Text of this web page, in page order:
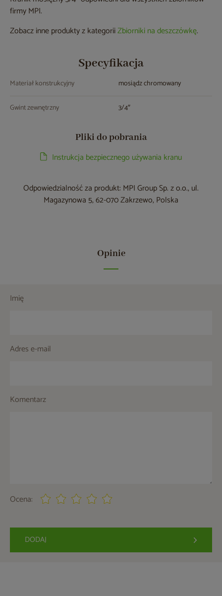
firmy MPI.
Zobacz inne produkty z kategoriiZbiorniki na deszczówkę.
Specyfikacja
Materiał konstrukcyjny mosiądz chromowany
Gwint zewnętrzny 3/4″
Pliki do pobrania
Instrukcja bezpiecznego używania kranu
Odpowiedzialność za produkt: MPI Group Sp. z o.o., ul.
Magazynowa 5, 62-070 Zakrzewo, Polska
Opinie
Imię
Adres e-mail
Komentarz
Ocena:
DODAJ